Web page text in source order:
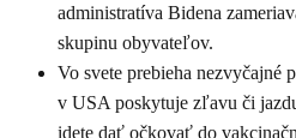
administratíva Bidena
skupinu obyvateľov.
Vo svete prebieha nezvyčajné
v USA poskytuje zľavu či
idete dať očkovať do